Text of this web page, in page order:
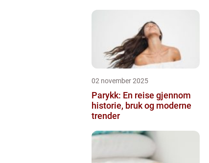
02 november 2025
Parykk: En reise gjennom
historie, bruk og moderne
trender